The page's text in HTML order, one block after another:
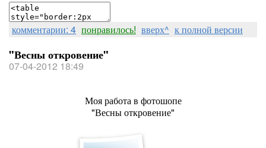
комментарии: 4 понравилось! вверх^ к полной версии
"Весны откровение"
07-04-2012 18:49
Моя работа в фотошопе
"Весны откровение"